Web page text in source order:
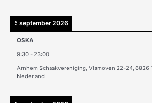
5 september 2026
OSKA
9:30 - 23:00
Arnhem Schaakvereniging, Vlamoven 22-24, 6826
Nederland